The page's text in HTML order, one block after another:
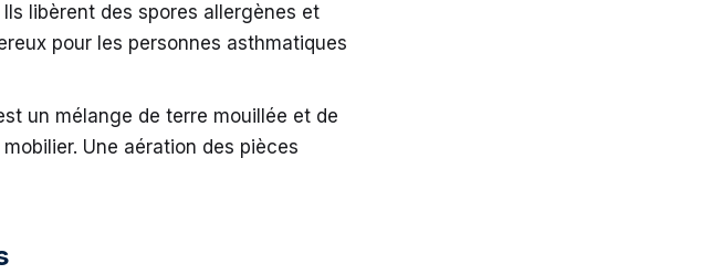
libèrent des spores allergènes et
pour les personnes asthmatiques
un mélange de terre mouillée et de
Une aération des pièces